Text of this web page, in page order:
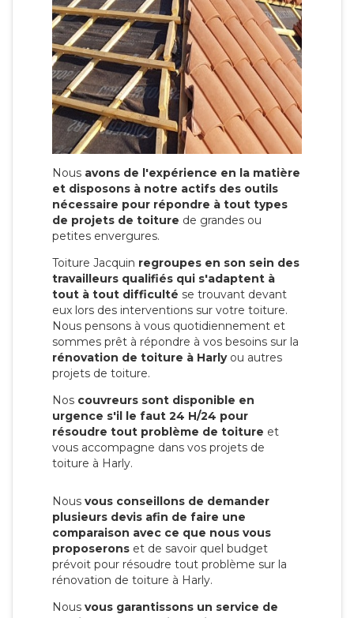
Nous avons de l'expérience en la matière
et disposons à notre actifs des outils
nécessaire pour répondre à tout types
de projets de toiture de grandes ou
petites envergures.
Toiture Jacquin regroupes en son sein des
travailleurs qualifiés qui s'adaptent à
tout à tout difficulté se trouvant devant
eux lors des interventions sur votre toiture.
Nous pensons à vous quotidiennement et
sommes prêt à répondre à vos besoins sur la
rénovation de toiture à Harlyou autres
projets de toiture.
Nos couvreurs sont disponible en
urgence s'il le faut 24 H/24 pour
résoudre tout problème de toiture et
vous accompagne dans vos projets de
toiture à Harly.
Nous vous conseillons de demander
plusieurs devis afin de faire une
comparaison avec ce que nous vous
proposerons et de savoir quel budget
prévoit pour résoudre tout problème sur la
rénovation de toiture à Harly.
Nous vous garantissons un service de